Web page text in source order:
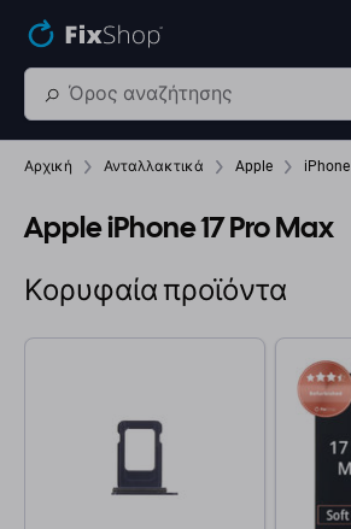
Αρχική Ανταλλακτικά Apple iPhone
Apple iPhone 17 Pro Max
Κορυφαία προϊόντα